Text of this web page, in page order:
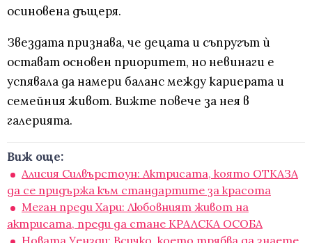
осиновена дъщеря.
Звездата признава, че децата и съпругът ѝ
остават основен приоритет, но невинаги е
успявала да намери баланс между кариерата и
семейния живот. Вижте повече за нея в
галерията.
Виж още:
Алисия Силвърстоун: Актрисата, която ОТКАЗА
да се придържа към стандартите за красота
Меган преди Хари: Любовният живот на
актрисата, преди да стане КРАЛСКА ОСОБА
Новата Уензди: Всичко, което трябва да знаете